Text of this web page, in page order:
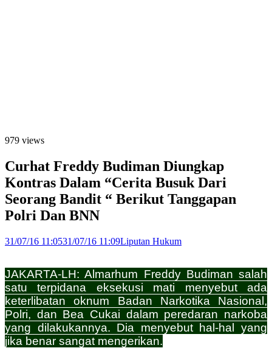
979 views
Curhat Freddy Budiman Diungkap
Kontras Dalam “Cerita Busuk Dari
Seorang Bandit “ Berikut Tanggapan
Polri Dan BNN
31/07/16 11:0531/07/16 11:09Liputan Hukum
JAKARTA-LH: Almarhum Freddy Budiman salah
satu terpidana eksekusi mati menyebut ada
keterlibatan oknum Badan Narkotika Nasional,
Polri, dan Bea Cukai dalam peredaran narkoba
yang dilakukannya. Dia menyebut hal-hal yang
jika benar sangat mengerikan.